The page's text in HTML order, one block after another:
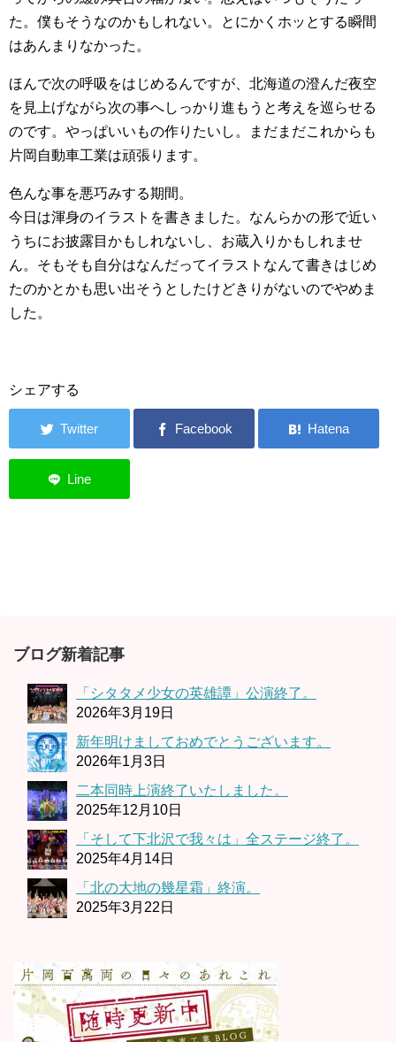
た。僕もそうなのかもしれない。とにかくホッとする瞬間
はあんまりなかった。
ほんで次の呼吸をはじめるんですが、北海道の澄んだ夜空
を見上げながら次の事へしっかり進もうと考えを巡らせる
のです。やっぱいいもの作りたいし。まだまだこれからも
片岡自動車工業は頑張ります。
色んな事を悪巧みする期間。
今日は渾身のイラストを書きました。なんらかの形で近い
うちにお披露目かもしれないし、お蔵入りかもしれませ
ん。そもそも自分はなんだってイラストなんて書きはじめ
たのかとかも思い出そうとしたけどきりがないのでやめま
した。
シェアする
ブログ新着記事
「シタタメ少女の英雄譚」公演終了。
2026年3月19日
新年明けましておめでとうございます。
2026年1月3日
二本同時上演終了いたしました。
2025年12月10日
「そして下北沢で我々は」全ステージ終了。
2025年4月14日
「北の大地の幾星霜」終演。
2025年3月22日